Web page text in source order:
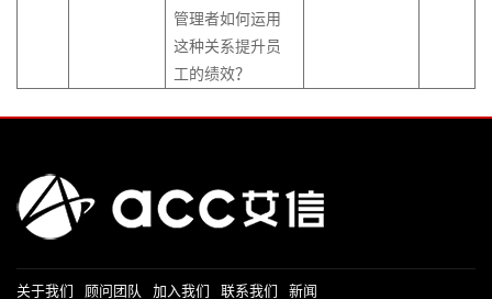
管理者如何运用
这种关系提升员
工的绩效？
关于我们 顾问团队 加入我们 联系我们 新闻